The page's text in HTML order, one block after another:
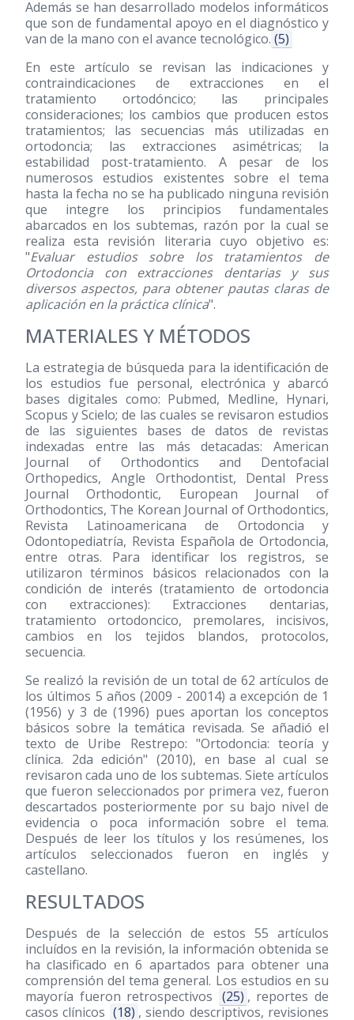
Además se han desarrollado modelos informáticos
que son de fundamental apoyo en el diagnóstico y
van de la mano con el avance tecnológico. (5)
En este artículo se revisan las indicaciones y
contraindicaciones de extracciones en el
tratamiento ortodóncico; las principales
consideraciones; los cambios que producen estos
tratamientos; las secuencias más utilizadas en
ortodoncia; las extracciones asimétricas; la
estabilidad post-tratamiento. A pesar de los
numerosos estudios existentes sobre el tema
hasta la fecha no se ha publicado ninguna revisión
que integre los principios fundamentales
abarcados en los subtemas, razón por la cual se
realiza esta revisión literaria cuyo objetivo es:
"Evaluar estudios sobre los tratamientos de
Ortodoncia con extracciones dentarias y sus
diversos aspectos, para obtener pautas claras de
aplicación en la práctica clínica".
MATERIALES Y MÉTODOS
La estrategia de búsqueda para la identificación de
los estudios fue personal, electrónica y abarcó
bases digitales como: Pubmed, Medline, Hynari,
Scopus y Scielo; de las cuales se revisaron estudios
de las siguientes bases de datos de revistas
indexadas entre las más detacadas: American
Journal of Orthodontics and Dentofacial
Orthopedics, Angle Orthodontist, Dental Press
Journal Orthodontic, European Journal of
Orthodontics, The Korean Journal of Orthodontics,
Revista Latinoamericana de Ortodoncia y
Odontopediatría, Revista Española de Ortodoncia,
entre otras. Para identificar los registros, se
utilizaron términos básicos relacionados con la
condición de interés (tratamiento de ortodoncia
con extracciones): Extracciones dentarias,
tratamiento ortodoncico, premolares, incisivos,
cambios en los tejidos blandos, protocolos,
secuencia.
Se realizó la revisión de un total de 62 artículos de
los últimos 5 años(2009 - 20014) a excepción de 1
(1956) y 3 de (1996) pues aportan los conceptos
básicos sobre la temática revisada. Se añadió el
texto de Uribe Restrepo: "Ortodoncia: teoría y
clínica. 2da edición" (2010), en base al cual se
revisaron cada uno de los subtemas. Siete artículos
que fueron seleccionados por primera vez, fueron
descartados posteriormente por su bajo nivel de
evidencia o poca información sobre el tema.
Después de leer los títulos y los resúmenes, los
artículos seleccionados fueron en inglés y
castellano.
RESULTADOS
Después de la selección de estos 55 artículos
incluídos en la revisión, la información obtenida se
ha clasificado en 6 apartados para obtener una
comprensión del tema general. Los estudios en su
mayoría fueron retrospectivos (25) , reportes de
casos clínicos (18) , siendo descriptivos, revisiones